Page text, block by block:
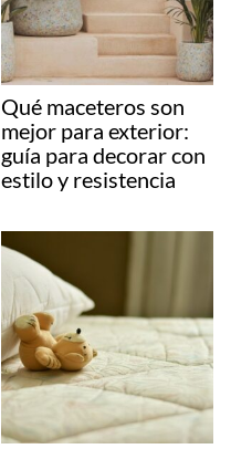
Qué maceteros son
mejor para exterior:
guía para decorar con
estilo y resistencia